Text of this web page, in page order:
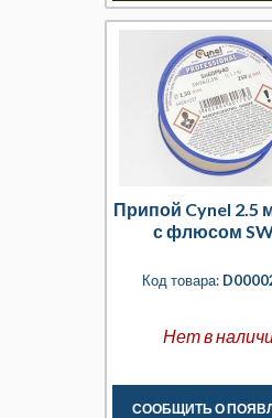
Припой Cynel 2.5
с флюсом
Код товара:
Нет в
СООБЩИТЬ О